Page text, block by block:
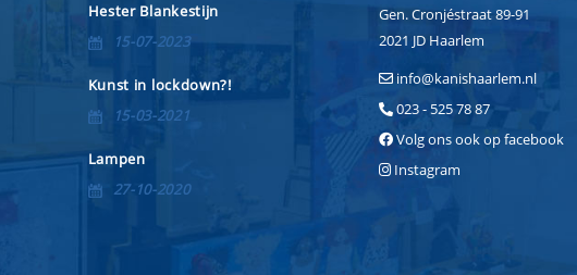
Hester Blankestijn
15-07-2023
Kunst in lockdown?!
15-03-2021
Lampen
27-10-2020
Gen. Cronjéstraat 89-91
2021 JD Haarlem
info@kanishaarlem.nl
023 - 525 78 87
Volg ons ook op facebook
Instagram